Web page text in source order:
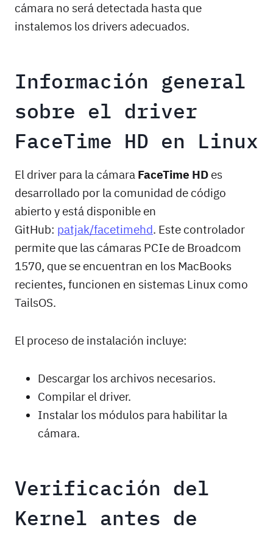
cámara no será detectada hasta que
instalemos los drivers adecuados.
Información general
sobre el driver
FaceTime HD en Linux
El driver para la cámara FaceTime HD es
desarrollado por la comunidad de código
abierto y está disponible en
GitHub: patjak/facetimehd. Este controlador
permite que las cámaras PCIe de Broadcom
1570, que se encuentran en los MacBooks
recientes, funcionen en sistemas Linux como
TailsOS.
El proceso de instalación incluye:
Descargar los archivos necesarios.
Compilar el driver.
Instalar los módulos para habilitar la
cámara.
Verificación del
Kernel antes de